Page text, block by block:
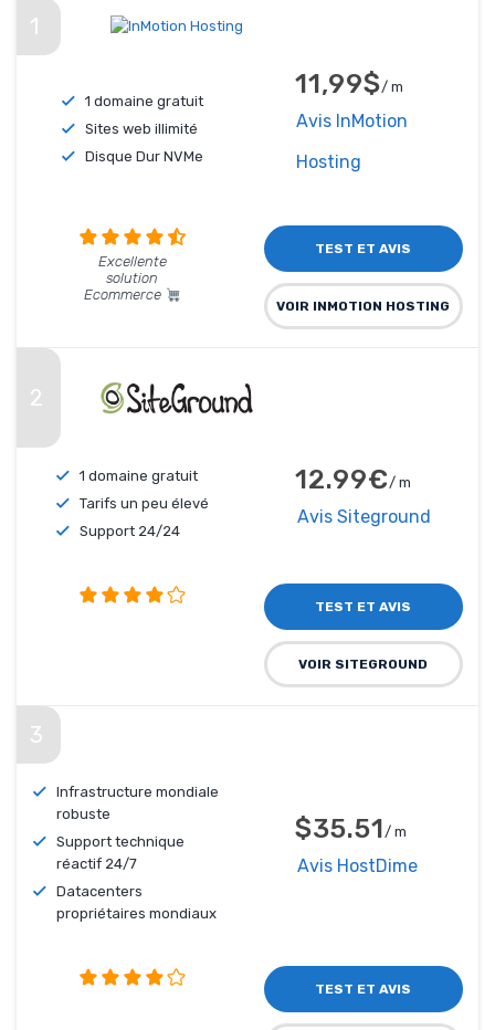
1
1 domaine gratuit
Sites web illimité
Disque Dur NVMe
11,99$/ m
Avis InMotion
Hosting
Excellente
solution
Ecommerce
TEST ET AVIS
VOIR INMOTION HOSTING
2
1 domaine gratuit
Tarifs un peu élevé
Support 24/24
12.99€ / m
Avis Siteground
TEST ET AVIS
VOIR SITEGROUND
3
Infrastructure mondiale
robuste
Support technique
réactif 24/7
Datacenters
propriétaires mondiaux
$35.51 / m
Avis HostDime
TEST ET AVIS